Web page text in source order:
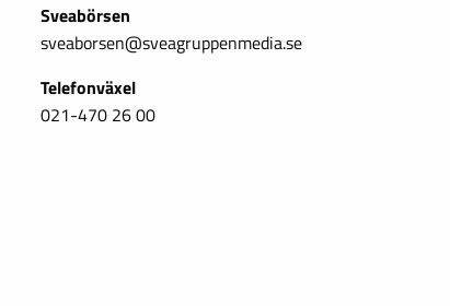
Sveabörsen
sveaborsen@sveagruppenmedia.se
Telefonväxel
021-470 26 00